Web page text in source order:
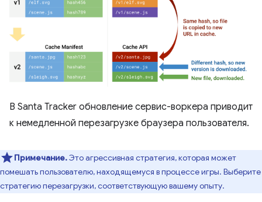
В Santa Tracker обновление сервис-воркера приводит
к немедленной перезагрузке браузера пользователя.
Примечание.Это агрессивная стратегия, которая может
помешать пользователю, находящемуся в процессе игры. Выберите
стратегию перезагрузки, соответствующую вашему опыту.